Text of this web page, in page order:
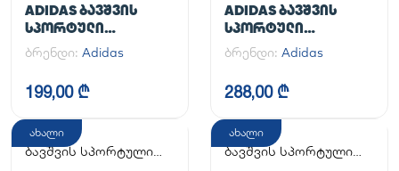
ADIDAS ᲑᲐᲕᲨᲕᲘᲡ
ᲡᲞᲝᲠᲢᲣᲚᲘ
ᲤᲔᲮᲡᲐᲪᲛᲔᲚᲘ SAMBA
CRIB
ბრენდი: Adidas
199,00 ₾
ADIDAS ᲑᲐᲕᲨᲕᲘᲡ
ᲡᲞᲝᲠᲢᲣᲚᲘ
ᲤᲔᲮᲡᲐᲪᲛᲔᲚᲘ
HANDBALL SPEZIAL C
ბრენდი: Adidas
288,00 ₾
ახალი
ბავშვის სპორტული
ახალი
ბავშვის სპორტული